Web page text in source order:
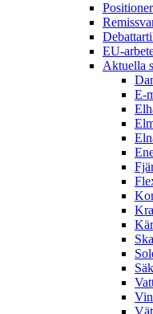
Positioner
EU-
Aktuella
E-